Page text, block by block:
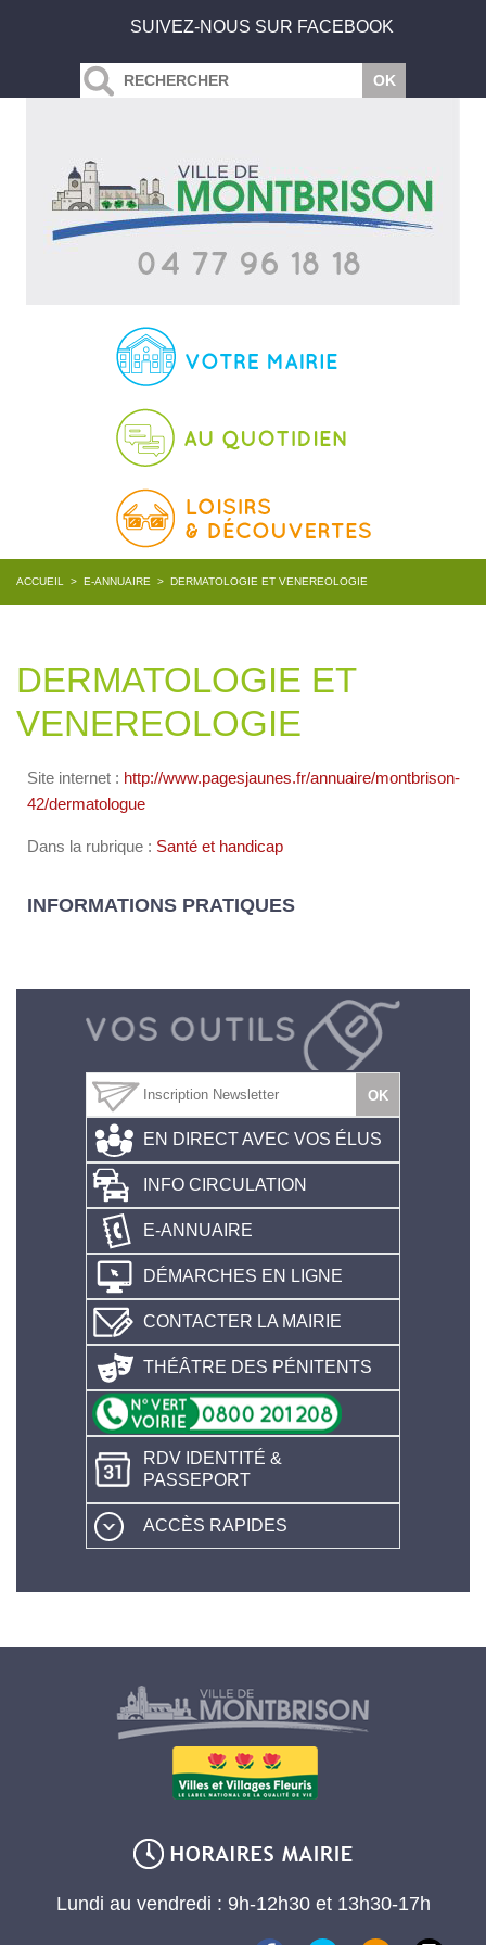
SUIVEZ-NOUS SUR FACEBOOK
ACCUEIL > E-ANNUAIRE > DERMATOLOGIE ET VENEREOLOGIE
DERMATOLOGIE ET
VENEREOLOGIE
Site internet : http://www.pagesjaunes.fr/annuaire/montbrison-
42/dermatologue
Dans la rubrique : Santé et handicap
INFORMATIONS PRATIQUES
EN DIRECT AVEC VOS ÉLUS
INFO CIRCULATION
E-ANNUAIRE
DÉMARCHES EN LIGNE
CONTACTER LA MAIRIE
THÉÂTRE DES PÉNITENTS
RDV IDENTITÉ &
PASSEPORT
ACCÈS RAPIDES
Lundi au vendredi : 9h-12h30 et 13h30-17h